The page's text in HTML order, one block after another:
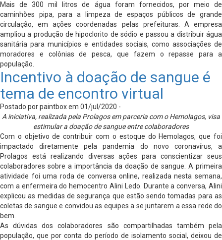
Mais de 300 mil litros de água foram fornecidos, por meio de
caminhões pipa, para a limpeza de espaços públicos de grande
circulação, em ações coordenadas pelas prefeituras. A empresa
ampliou a produção de hipoclorito de sódio e passou a distribuir água
sanitária para municípios e entidades sociais, como associações de
moradores e colônias de pesca, que fazem o repasse para a
população.
Incentivo à doação de sangue é
tema de encontro virtual
Postado por paintbox em 01/jul/2020 -
A iniciativa, realizada pela Prolagos em parceria com o Hemolagos, visa
estimular a doação de sangue entre colaboradores
Com o objetivo de contribuir com o estoque do Hemolagos, que foi
impactado diretamente pela pandemia do novo coronavírus, a
Prolagos está realizando diversas ações para conscientizar seus
colaboradores sobre a importância da doação de sangue. A primeira
atividade foi uma roda de conversa online, realizada nesta semana,
com a enfermeira do hemocentro Alini Ledo. Durante a conversa, Alini
explicou as medidas de segurança que estão sendo tomadas para as
coletas de sangue e convidou as equipes a se juntarem a essa rede do
bem.
As dúvidas dos colaboradores são compartilhadas também pela
população, que por conta do período de isolamento social, deixou de